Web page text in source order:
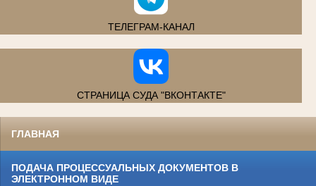
ТЕЛЕГРАМ-КАНАЛ
СТРАНИЦА СУДА "ВКОНТАКТЕ"
ГЛАВНАЯ
ПОДАЧА ПРОЦЕССУАЛЬНЫХ ДОКУМЕНТОВ В
ЭЛЕКТРОННОМ ВИДЕ